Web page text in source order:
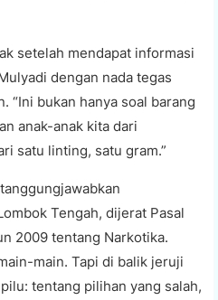
setelah mendapat informasi
dengan nada tegas
“Ini bukan hanya soal barang
anak-anak kita dari
satu linting, satu gram.”
Tengah, dijerat Pasal
2009 tentang Narkotika.
main. Tapi di balik jeruji
tentang pilihan yang salah,